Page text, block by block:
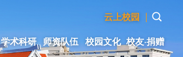
云上校园 |
学术科研 师资队伍 校园文化 校友·捐赠